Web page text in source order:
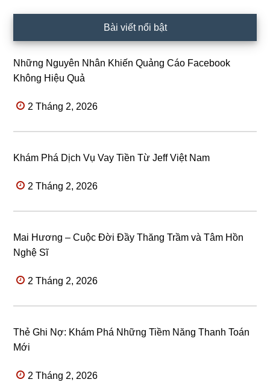
Bài viết nổi bật
Những Nguyên Nhân Khiến Quảng Cáo Facebook
Không Hiệu Quả
2 Tháng 2, 2026
Khám Phá Dịch Vụ Vay Tiền Từ Jeff Việt Nam
2 Tháng 2, 2026
Mai Hương – Cuộc Đời Đầy Thăng Trầm và Tâm Hồn
Nghệ Sĩ
2 Tháng 2, 2026
Thẻ Ghi Nợ: Khám Phá Những Tiềm Năng Thanh Toán
Mới
2 Tháng 2, 2026